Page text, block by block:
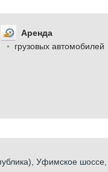
Аренда
грузовых автомобилей
Уфимское